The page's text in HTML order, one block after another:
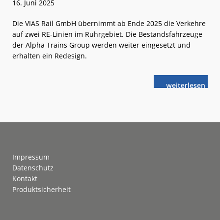
16. Juni 2025
Die VIAS Rail GmbH übernimmt ab Ende 2025 die Verkehre
auf zwei RE-Linien im Ruhrgebiet. Die Bestandsfahrzeuge
der Alpha Trains Group werden weiter eingesetzt und
erhalten ein Redesign.
weiterlese
nAlpha
Impressum
Datenschutz
Kontakt
Produktsicherheit